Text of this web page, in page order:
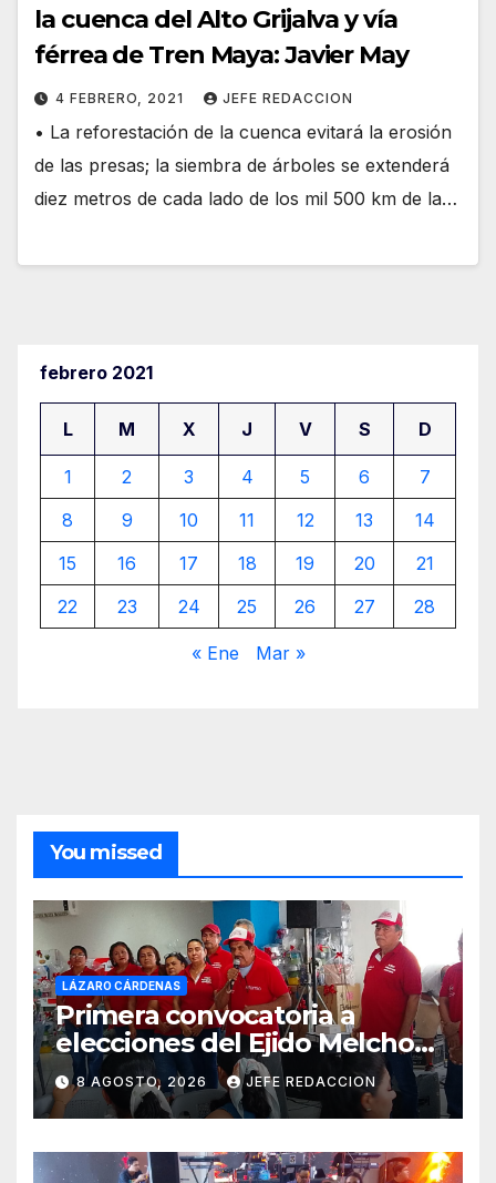
la cuenca del Alto Grijalva y vía
férrea de Tren Maya: Javier May
4 FEBRERO, 2021 JEFE REDACCION
• La reforestación de la cuenca evitará la erosión
de las presas; la siembra de árboles se extenderá
diez metros de cada lado de los mil 500 km de la…
febrero 2021
L M X J V S D
1 2 3 4 5 6
7
8
9 10 11 12 13
14
15
16 17 18 19 20
21
22
23 24 25 26 27 28
« Ene Mar »
You missed
LÁZARO CÁRDENAS
Primera convocatoria a
elecciones del Ejido Melchor
Ocampo en Lázaro Cárdenas
el domingo
8 AGOSTO, 2026 JEFE REDACCION